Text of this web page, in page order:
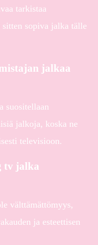
tarkistaa
sopiva jalka tälle
jalkaa
suositellaan
jalkoja, koska ne
televisioon.
tv jalka
välttämättömyys,
ja esteettisen